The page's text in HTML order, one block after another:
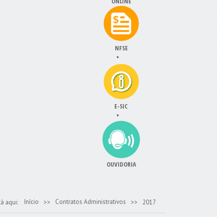
NFSE
E-SIC
OUVIDORIA
aqui: Início >> Contratos Administrativos >> 2017